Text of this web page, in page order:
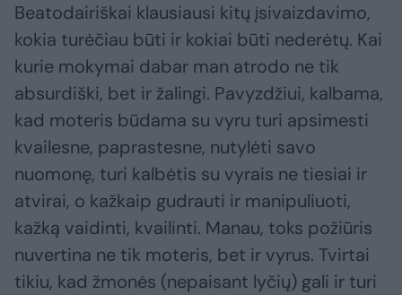
Beatodairiškai klausiausi kitų įsivaizdavimo,
kokia turėčiau būti ir kokiai būti nederėtų. Kai
kurie mokymai dabar man atrodo ne tik
absurdiški, bet ir žalingi. Pavyzdžiui, kalbama,
kad moteris būdama su vyru turi apsimesti
kvailesne, paprastesne, nutylėti savo
nuomonę, turi kalbėtis su vyrais ne tiesiai ir
atvirai, o kažkaip gudrauti ir manipuliuoti,
kažką vaidinti, kvailinti. Manau, toks požiūris
nuvertina ne tik moteris, bet ir vyrus. Tvirtai
tikiu, kad žmonės (nepaisant lyčių) gali ir turi